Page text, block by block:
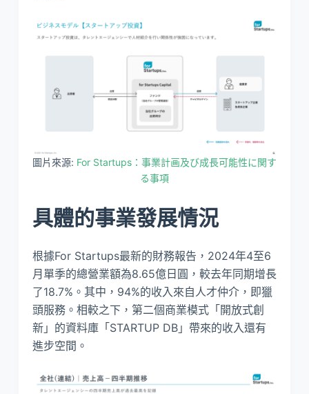
圖片來源: For Startups：事業計画及び成長可能性に関す
る事項
具體的事業發展情況
根據For Startups最新的財務報告，2024年4至6
月單季的總營業額為8.65億日圓，較去年同期增長
了18.7%。其中，94%的收入來自人才仲介，即獵
頭服務。相較之下，第二個商業模式「開放式創
新」的資料庫「STARTUP DB」帶來的收入還有
進步空間。